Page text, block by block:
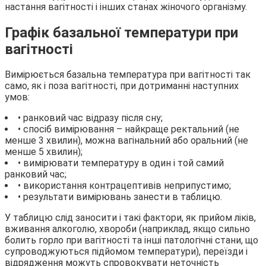
настання вагітності і інших станах жіночого організму.
Графік базальної температури при
вагітності
Вимірюється базальна температура при вагітності так
само, як і поза вагітності, при дотриманні наступних
умов:
• ранковий час відразу після сну;
• спосіб вимірювання – найкраще ректальний (не
менше 3 хвилин), можна вагінальний або оральний (не
менше 5 хвилин);
• вимірювати температуру в один і той самий
ранковий час;
• використання контрацептивів неприпустимо;
• результати вимірювань занести в таблицю.
У таблицю слід заносити і такі фактори, як прийом ліків,
вживання алкоголю, хвороби (наприклад, якщо сильно
болить горло при вагітності та інші патологічні стани, що
супроводжуються підйомом температури), переїзди і
відрядження можуть спровокувати неточність